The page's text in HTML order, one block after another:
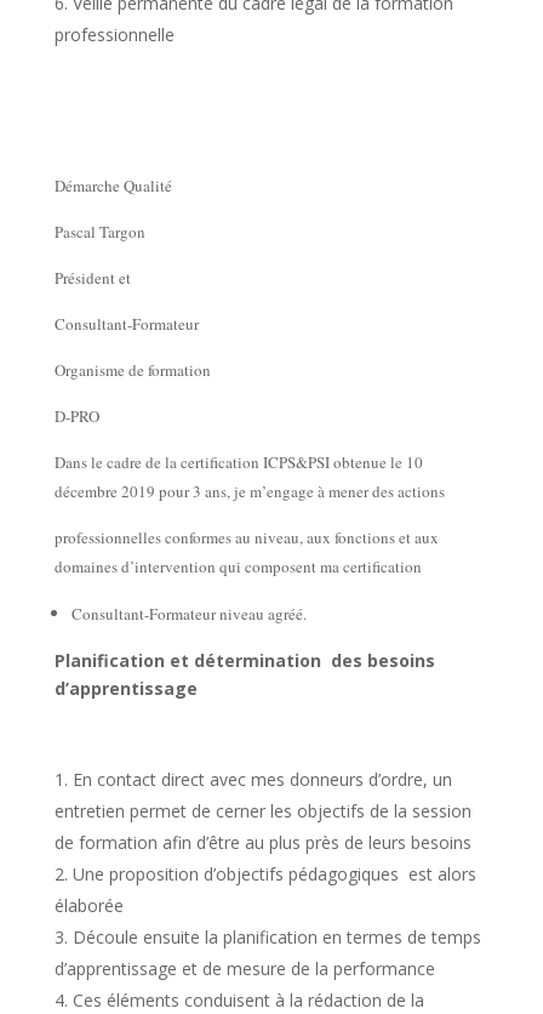
professionnelle
Démarche Qualité
Pascal Targon
Président et
Consultant-Formateur
Organisme de formation
D-PRO
Dans le cadre de la certification ICPS&PSI obtenue le 10
décembre 2019 pour 3 ans, je m’engage à mener des actions
professionnelles conformes au niveau, aux fonctions et aux
domaines d’intervention qui composent ma certification
Consultant-Formateur niveau agréé.
Planification et détermination des besoins
d’apprentissage
En contact direct avec mes donneurs d’ordre, un
entretien permet de cerner les objectifs de la session
de formation afin d’être au plus près de leurs besoins
Une proposition d’objectifs pédagogiques est alors
élaborée
Découle ensuite la planification en termes de temps
d’apprentissage et de mesure de la performance
Ces éléments conduisent à la rédaction de la